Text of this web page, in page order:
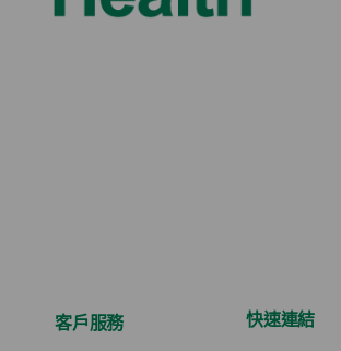
客戶服務 快速連結